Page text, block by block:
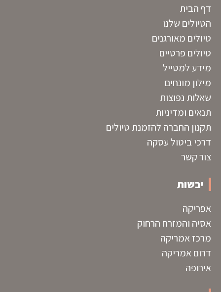
דף הבית
הטיולים שלנו
טיולים מאורגנים
טיולים פרטיים
מידע למטייל
מילון מונחים
שאלות נפוצות
תנאים ומדיניות
תקנון החברה להזמנת טיולים
דרכי ביטול עסקה
צור קשר
יבשות
אפריקה
אסיה והמזרח הרחוק
מרכז אמריקה
דרום אמריקה
אירופה